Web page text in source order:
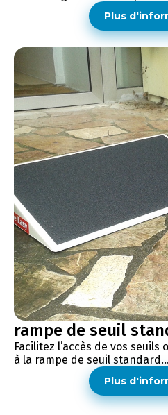
Plus
rampe de seuil
Facilitez l’accès de vos
à la rampe de seuil
Plus